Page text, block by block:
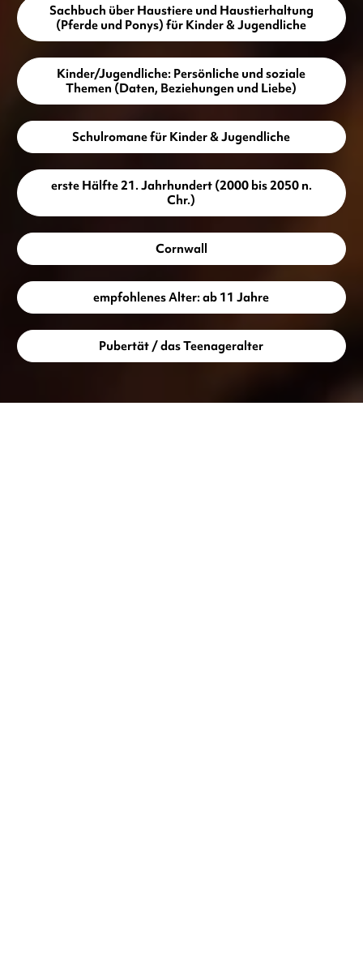
Sachbuch über Haustiere und Haustierhaltung
(Pferde und Ponys) für Kinder & Jugendliche
Kinder/Jugendliche: Persönliche und soziale
Themen (Daten, Beziehungen und Liebe)
Schulromane für Kinder & Jugendliche
erste Hälfte 21. Jahrhundert (2000 bis 2050 n.
Chr.)
Cornwall
empfohlenes Alter: ab 11 Jahre
Pubertät / das Teenageralter